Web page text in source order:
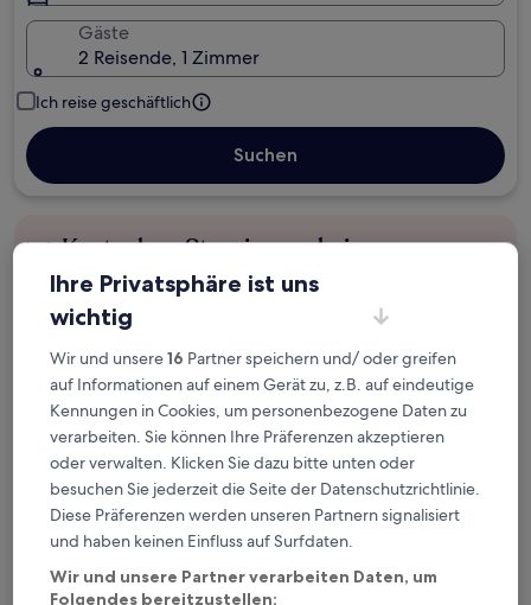
Gäste
2 Reisende, 1 Zimmer
Ich reise geschäftlich
Suchen
Kostenlose Stornierung bei
Planänderungen
Verdiene Prämien für jede
wahrgenommene Übernachtung
Mehr sparen mit Preisen für Mitglieder
Überprüfe die Preise für diese Daten
Heute
6. Aug. - 7. Aug.
Morgen
Ihre Privatsphäre ist uns
wichtig
Wir und unsere16 Partner speichern und/ oder greifen
auf Informationen auf einem Gerät zu, z.B. auf eindeutige
Kennungen in Cookies, um personenbezogene Daten zu
verarbeiten. Sie können Ihre Präferenzen akzeptieren
oder verwalten. Klicken Sie dazu bitte unten oder
besuchen Sie jederzeit die Seite der Datenschutzrichtlinie.
Diese Präferenzen werden unseren Partnern signalisiert
und haben keinen Einfluss auf Surfdaten.
Wir und unsere Partner verarbeiten Daten, um
Folgendes bereitzustellen: